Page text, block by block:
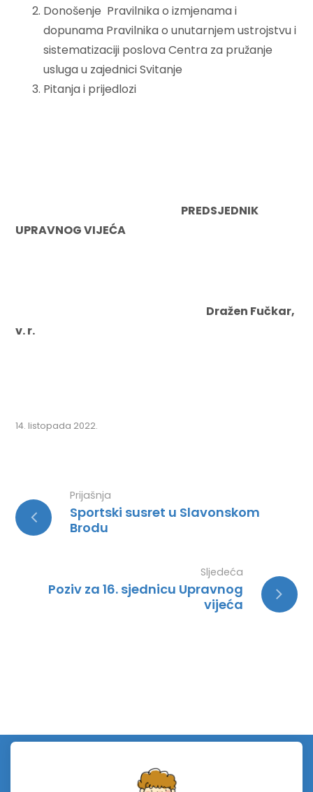
Donošenje Pravilnika o izmjenama i
dopunama Pravilnika o unutarnjem ustrojstvu i
sistematizaciji poslova Centra za pružanje
usluga u zajednici Svitanje
Pitanja i prijedlozi
PREDSJEDNIK
UPRAVNOG VIJEĆA
Dražen Fučkar,
v. r.
14. listopada 2022.
Prijašnja
Sportski susret u Slavonskom
Brodu
Sljedeća
Poziv za 16. sjednicu Upravnog
vijeća